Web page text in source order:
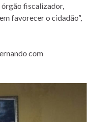
fiscalizador,
favorecer o cidadão”,
com